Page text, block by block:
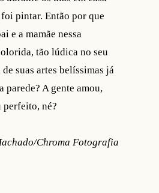
pintar. Então por que
e a mamãe nessa
tão lúdica no seu
suas artes belíssimas já
parede? A gente amou,
perfeito, né?
Chroma Fotografia